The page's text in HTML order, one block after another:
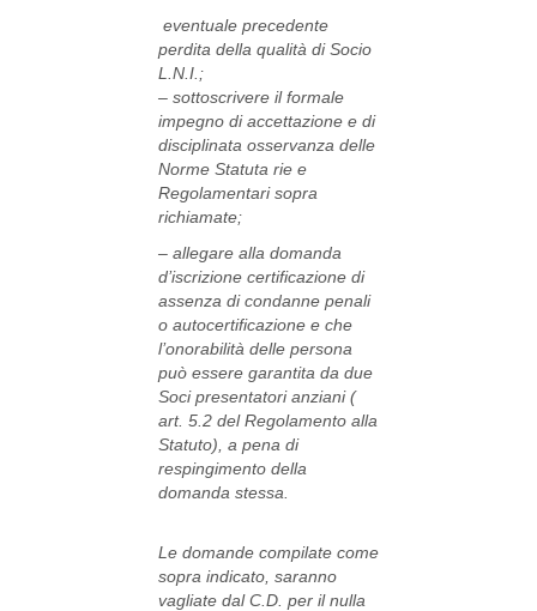
eventuale precedente
perdita della qualità di Socio
L.N.I.;
– sottoscrivere il formale
impegno di accettazione e di
disciplinata osservanza delle
Norme Statuta rie e
Regolamentari sopra
richiamate;
– allegare alla domanda
d’iscrizione certificazione di
assenza di condanne penali
o autocertificazione e che
l’onorabilità delle persona
può essere garantita da due
Soci presentatori anziani (
art. 5.2 del Regolamento alla
Statuto), a pena di
respingimento della
domanda stessa.
Le domande compilate come
sopra indicato, saranno
vagliate dal C.D. per il nulla